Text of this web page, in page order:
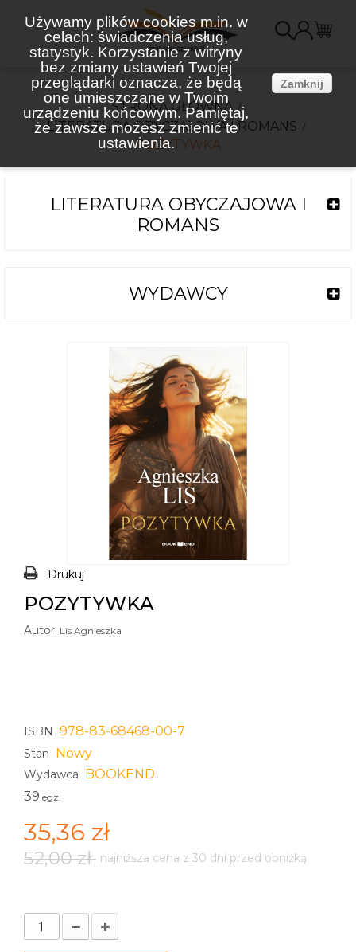
Używamy plików cookies m.in. w
celach: świadczenia usług,
statystyk. Korzystanie z witryny
bez zmiany ustawień Twojej
przeglądarki oznacza, że będą
one umieszczane w Twoim
urządzeniu końcowym. Pamiętaj,
że zawsze możesz zmienić te
ustawienia.
Zamknij
STRONA GŁÓWNA
LITERATURA OBYCZAJOWA I ROMANS
POZYTYWKA
LITERATURA OBYCZAJOWA I
ROMANS
WYDAWCY
Drukuj
POZYTYWKA
Autor: Lis Agnieszka
ISBN 978-83-68468-00-7
Stan Nowy
Wydawca BOOKEND
39 egz.
35,36 zł
52,00 zł najniższa cena z 30 dni przed obniżką